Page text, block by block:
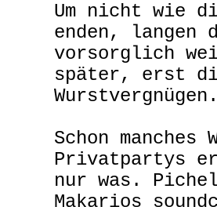
Um nicht wie
enden,
vorsorglich
später, erst
Schon
Privatpartys
nur was.
Makarios